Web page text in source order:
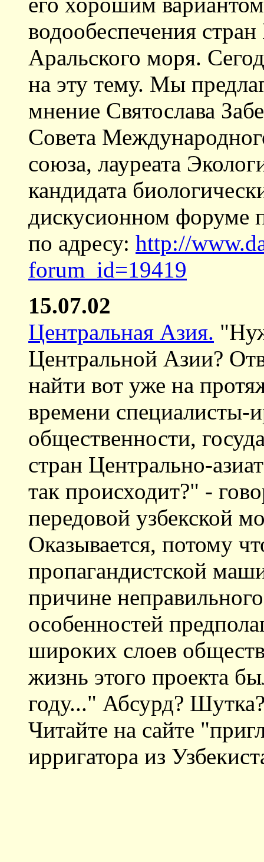
водообеспечения
Аральского моря.
на эту тему. Мы
мнение Святослава
Совета
союза, лауреата
кандидата
дискусионном форуме
по адресу: http://
forum_id=19419
15.07.02
Центральная Азия.
Центральной Азии?
найти вот уже на
времени специалисты-
общественности,
стран Центрально-
так происходит?" -
передовой узбекской
Оказывается, потому
пропагандистской
причине
особенностей
широких слоев
жизнь этого проекта
году..." Абсурд?
Читайте на сайте
ирригатора из